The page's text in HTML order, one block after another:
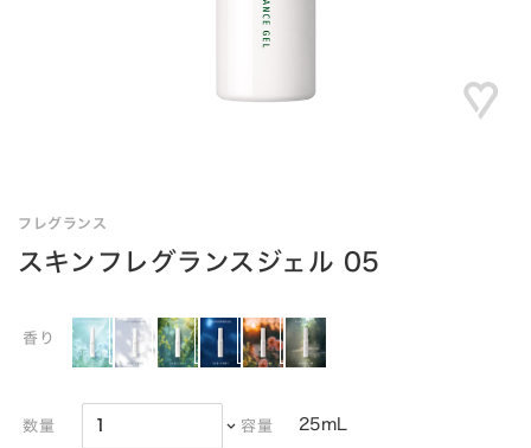
フレグランス
スキンフレグランスジェル 05
香り
数量 容量 25mL